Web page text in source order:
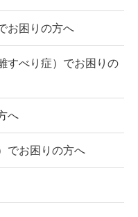
お困りの方へ
すべり症）でお困りの
へ
でお困りの方へ